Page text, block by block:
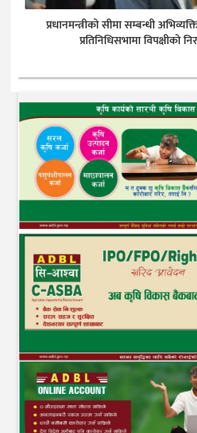
प्रधानमन्त्रीको सीमा सम्बन्धी
प्रतिनिधिसभामा विपक्षीको